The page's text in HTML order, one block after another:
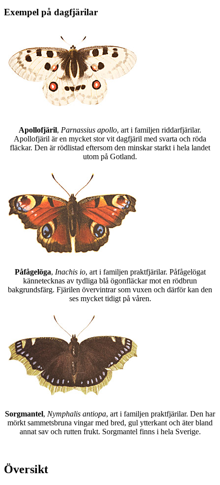
Exempel på dagfjärilar
Apollofjäril, Parnassius apollo, art i familjen riddarfjärilar.
Apollofjäril är en mycket stor vit dagfjäril med svarta och röda
fläckar. Den är rödlistad eftersom den minskar starkt i hela landet
utom på Gotland.
Påfågelöga, Inachis io, art i familjen praktfjärilar. Påfågelögat
kännetecknas av tydliga blå ögonfläckar mot en rödbrun
bakgrundsfärg. Fjärilen övervintrar som vuxen och därför kan den
ses mycket tidigt på våren.
Sorgmantel, Nymphalis antiopa, art i familjen praktfjärilar. Den har
mörkt sammetsbruna vingar med bred, gul ytterkant och äter bland
annat sav och rutten frukt. Sorgmantel finns i hela Sverige.
Översikt